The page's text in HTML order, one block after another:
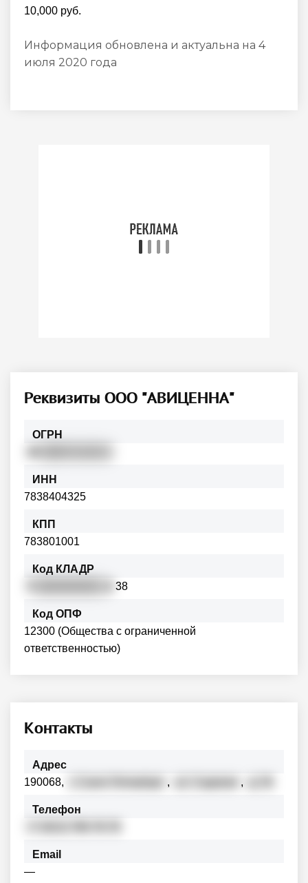
10,000 руб.
Информация обновлена и актуальна на 4
июля 2020 года
Реквизиты ООО "АВИЦЕННА"
ОГРН
ИНН
7838404325
КПП
783801001
Код КЛАДР
38
Код ОПФ
12300 (Общества с ограниченной
ответственностью)
Контакты
Адрес
190068,
, ,
Телефон
Email
—